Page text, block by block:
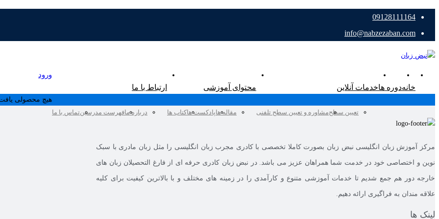
09128111164
info@nabzezaban.com
خانهدوره هاخدمات آنلاین
تعیین سطحمشاوره و تعیین سطح تلفنی
محتوای آموزشی
مقاله هاپادکست هاکتاب ها
ارتباط با ما
درباره مافهرست مدرسینتماس با ما
ورود
هیچ محصولی
مرکز آموزش زبان انگلیسی نبض زبان بصورت کاملا تخصصی با کادری مجرب زبان انگلیسی را مثل زبان مادری با سبک
نوین و اختصاصی خود در خدمت شما همراهان عزیز می باشد. در نبض زبان کادری حرفه ای از فارغ التحصیلان زبان های
خارجه دور هم جمع شدیم تا خدمات آموزشی متنوع و کارآمدی را در زمینه های مختلف و با بالاترین کیفیت برای کلیه
علاقه مندان به فراگیری ارائه دهیم.
لینک ها